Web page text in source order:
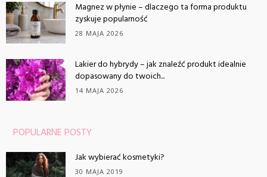
Magnez w płynie – dlaczego ta forma produktu
zyskuje popularność
28 MAJA 2026
Lakier do hybrydy – jak znaleźć produkt idealnie
dopasowany do twoich...
14 MAJA 2026
POPULARNE POSTY
Jak wybierać kosmetyki?
30 MAJA 2019